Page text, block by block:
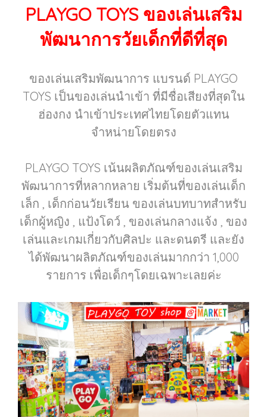
PLAYGO TOYSของเล่นเสริม
พัฒนาการวัยเด็กที่ดีที่สุด
ของเล่นเสริมพัฒนาการ แบรนด์ PLAYGO
TOYS เป็นของเล่นนำเข้า ที่มีชื่อเสียงที่สุดใน
ฮ่องกง นำเข้าประเทศไทยโดยตัวแทน
จำหน่ายโดยตรง
PLAYGO TOYS เน้นผลิตภัณฑ์ของเล่นเสริม
พัฒนาการที่หลากหลาย เริ่มต้นที่ของเล่นเด็ก
เล็ก , เด็กก่อนวัยเรียน ของเล่นบทบาทสำหรับ
เด็กผู้หญิง , แป้งโดว์ , ของเล่นกลางแจ้ง , ของ
เล่นและเกมเกี่ยวกับศิลปะ และดนตรี และยัง
ได้พัฒนาผลิตภัณฑ์ของเล่นมากกว่า 1,000
รายการ เพื่อเด็กๆโดยเฉพาะเลยค่ะ